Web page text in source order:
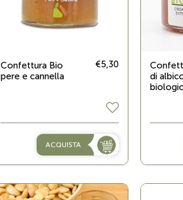
Confettura Bio
pere e cannella
€5,30
ACQUISTA
di